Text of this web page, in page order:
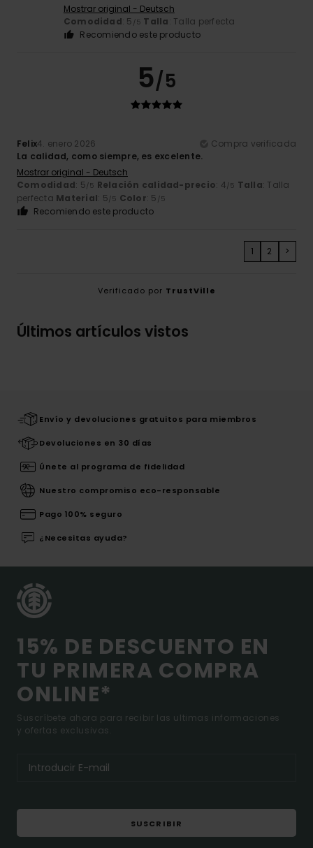
Mostrar original - Deutsch
Comodidad: 5 /5 Talla: Talla perfecta
Recomiendo este producto
5/5
Felix4. enero 2026
Compra verificada
La calidad, como siempre, es excelente.
Mostrar original - Deutsch
Comodidad: 5/5 Relación calidad-precio: 4/5 Talla: Talla
perfecta Material: 5/5 Color: 5 /5
Recomiendo este producto
1 2 >
Verificado por TrustVille
Últimos artículos vistos
Envío y devoluciones gratuitos para miembros
Devoluciones en 30 días
Únete al programa de fidelidad
Nuestro compromiso eco-responsable
Pago 100% seguro
¿Necesitas ayuda?
15% DE DESCUENTO EN
TU PRIMERA COMPRA
ONLINE*
Suscríbete ahora para recibir las ultimas informaciones
y ofertas exclusivas.
SUSCRIBIR